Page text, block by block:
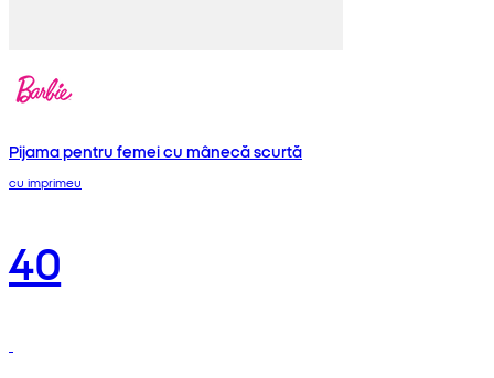
Pijama pentru femei cu mânecă scurtă
cu imprimeu
40